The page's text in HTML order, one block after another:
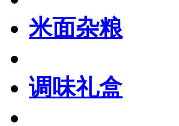
米面杂粮
调味礼盒